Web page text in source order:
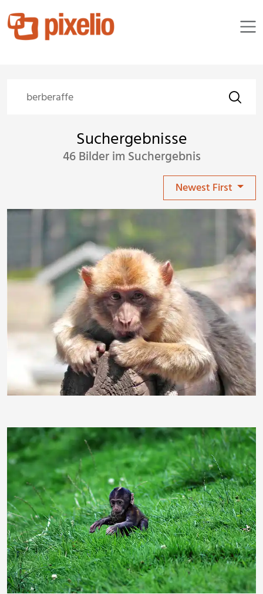
Suchergebnisse
46 Bilder im Suchergebnis
Newest First
folienspezi
ginger1967